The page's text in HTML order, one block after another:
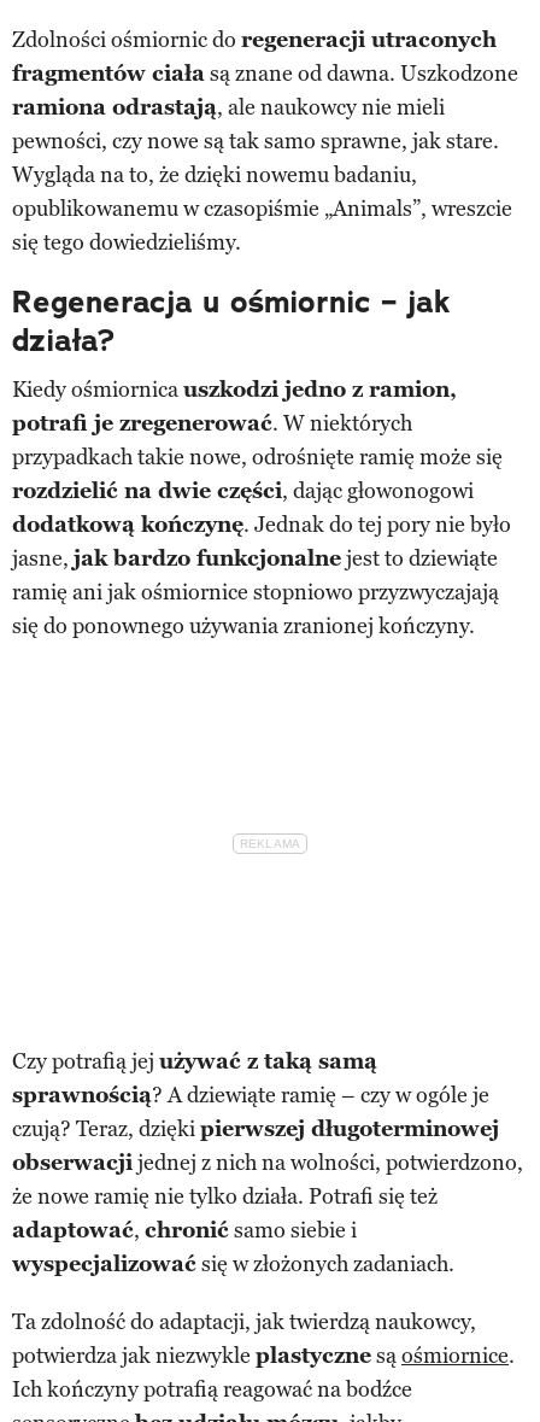
Zdolności ośmiornic do regeneracji utraconych
fragmentów ciałasą znane od dawna. Uszkodzone
ramiona odrastają, ale naukowcy nie mieli
pewności, czy nowe są tak samo sprawne, jak stare.
Wygląda na to, że dzięki nowemu badaniu,
opublikowanemu w czasopiśmie „Animals”, wreszcie
się tego dowiedzieliśmy.
Regeneracja u ośmiornic – jak
działa?
Kiedy ośmiornicauszkodzi jedno z ramion,
potrafi je zregenerować. W niektórych
przypadkach takie nowe, odrośnięte ramię może się
rozdzielić na dwie części, dając głowonogowi
dodatkową kończynę. Jednak do tej pory nie było
jasne, jak bardzo funkcjonalnejest to dziewiąte
ramię ani jak ośmiornice stopniowo przyzwyczajają
się do ponownego używania zranionej kończyny.
Czy potrafią jej używać z taką samą
sprawnością? A dziewiąte ramię – czy w ogóle je
czują? Teraz, dziękipierwszej długoterminowej
obserwacjijednej z nich na wolności, potwierdzono,
że nowe ramię nie tylko działa. Potrafi się też
adaptować, chronićsamo siebie i
wyspecjalizowaćsię w złożonych zadaniach.
Ta zdolność do adaptacji, jak twierdzą naukowcy,
potwierdza jak niezwykle plastycznesąośmiornice.
Ich kończyny potrafią reagować na bodźce